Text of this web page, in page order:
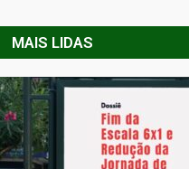
MAIS LIDAS